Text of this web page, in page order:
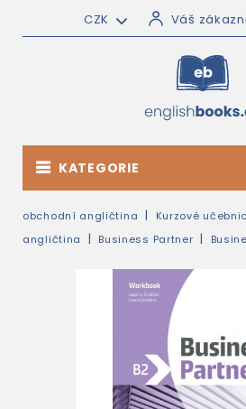
CZK Váš
KATEGORIE
obchodní angličtina
Kurzové
angličtina
Business Partner